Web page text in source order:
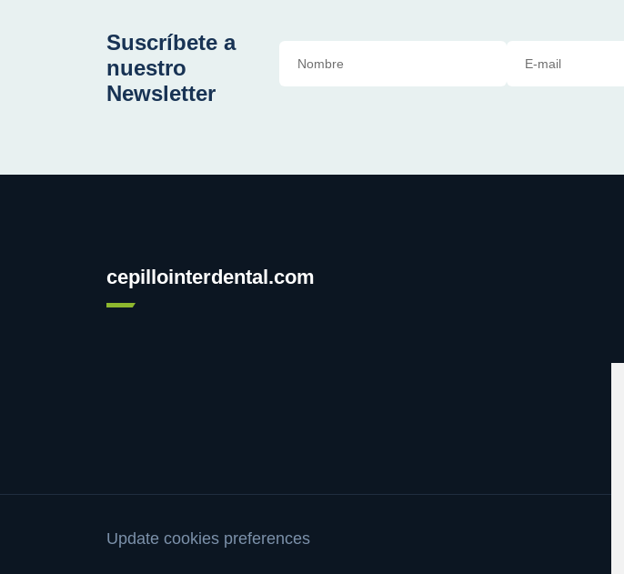
Suscríbete a
nuestro
Newsletter
cepillointerdental.com
Update cookies preferences